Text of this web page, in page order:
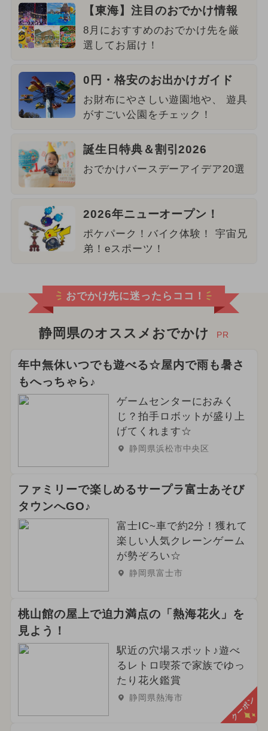
【東海】注目のおでかけ情報
8月におすすめのおでかけ先を厳
選してお届け！
0円・格安のお出かけガイド
お財布にやさしい遊園地や、 遊具
がすごい公園をチェック！
誕生日特典＆割引2026
おでかけバースデーアイデア20選
2026年ニューオープン！
ポケパーク！バイク体験！ 宇宙兄
弟！eスポーツ！
おでかけ先に迷ったらココ！
静岡県のオススメおでかけ PR
年中無休いつでも遊べる☆屋内で雨も暑さ
もへっちゃら♪
ゲームセンターにおみく
じ？拍手ロボットが盛り上
げてくれます☆
静岡県浜松市中央区
ファミリーで楽しめるサープラ富士あそび
タウンへGO♪
富士IC~車で約2分！獲れて
楽しい人気クレーンゲーム
が勢ぞろい☆
静岡県富士市
桃山館の屋上で迫力満点の「熱海花火」を
見よう！
駅近の穴場スポット♪遊べ
るレトロ喫茶で家族でゆっ
たり花火鑑賞
静岡県熱海市 クーポン